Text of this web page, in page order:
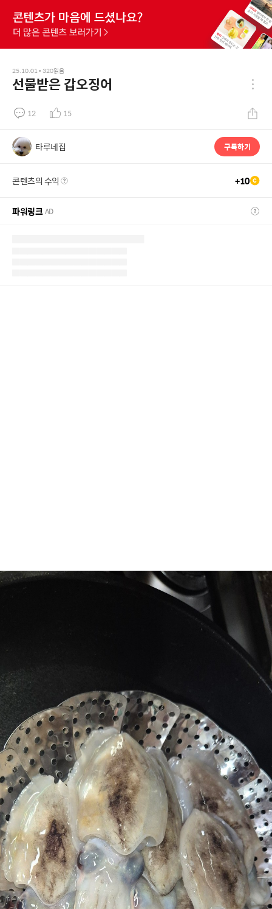
25.10.01• 320읽음
선물받은 갑오징어
12 15
타루네집 구독하기
콘텐츠의 수익 +10
파워링크AD